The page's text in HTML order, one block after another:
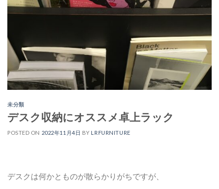
未分類
デスク収納にオススメ卓上ラック
POSTED ON 2022年11月4日 BY LRFURNITURE
デスクは何かとものが散らかりがちですが、